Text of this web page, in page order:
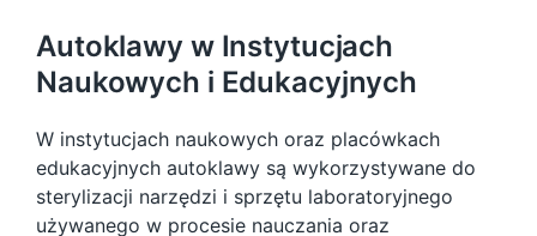
Autoklawy w Instytucjach
Naukowych i Edukacyjnych
W instytucjach naukowych oraz placówkach
edukacyjnych autoklawy są wykorzystywane do
sterylizacji narzędzi i sprzętu laboratoryjnego
używanego w procesie nauczania oraz